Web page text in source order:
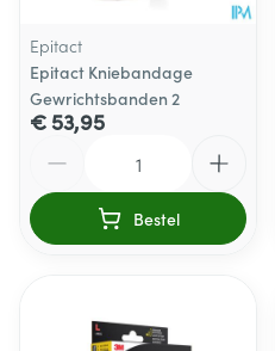
Epitact
Epitact Kniebandage
Gewrichtsbanden 2
€ 53,95
Bestel